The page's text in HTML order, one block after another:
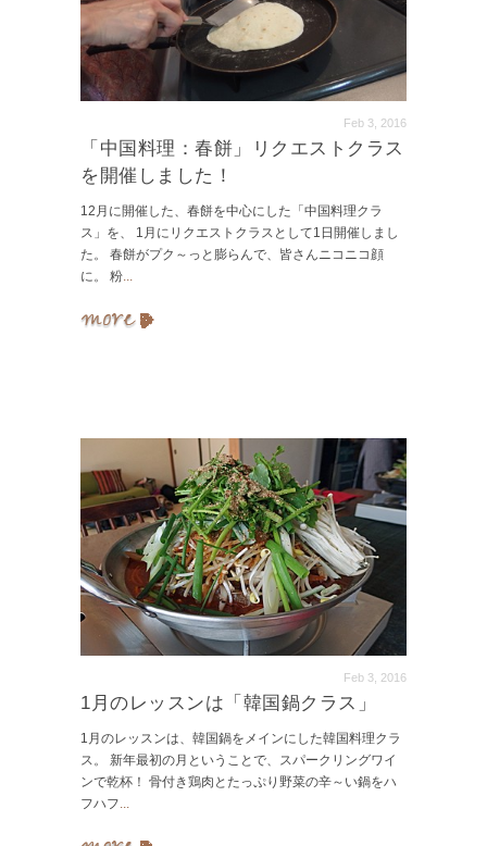
Feb 3, 2016
「中国料理：春餅」リクエストクラス
を開催しました！
12月に開催した、春餅を中心にした「中国料理クラ
ス」を、 1月にリクエストクラスとして1日開催しまし
た。 春餅がプク～っと膨らんで、皆さんニコニコ顔
に。 粉...
Feb 3, 2016
1月のレッスンは「韓国鍋クラス」
1月のレッスンは、韓国鍋をメインにした韓国料理クラ
ス。 新年最初の月ということで、スパークリングワイ
ンで乾杯！ 骨付き鶏肉とたっぷり野菜の辛～い鍋をハ
フハフ...